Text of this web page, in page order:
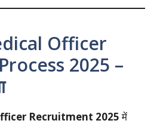
Officer
2025 –
Recruitment 2025में